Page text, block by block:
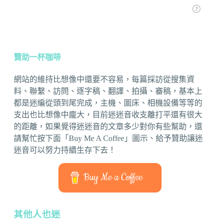
贊助一杯咖啡
網站的維持比想像中還要不容易，每篇採訪從搜集資
料、聯繫、訪問、逐字稿、翻譯、拍攝、審稿，基本上
都是迷編從頭到尾完成，主機、圖床、相機設備等等的
支出也比想像中龐大，目前迷迷音收支離打平還有很大
的距離，如果覺得迷迷音的文章多少對你有些幫助，還
請幫忙按下面「Buy Me A Coffee」圖示、給予贊助讓迷
迷音可以努力持續生存下去！
Buy Me a Coffee
其他人也迷